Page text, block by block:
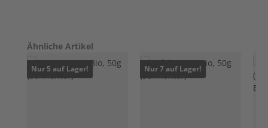
Produktgalerie überspringen
Ähnliche Artikel
Nur 5 auf Lager! Nur 7 auf Lager!